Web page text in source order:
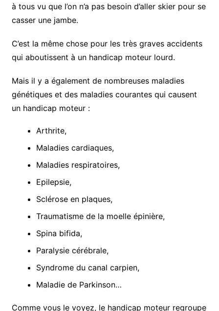
à tous vu que l’on n’a pas besoin d’aller skier pour se
casser une jambe.
C’est la même chose pour les très graves accidents
qui aboutissent à un handicap moteur lourd.
Mais il y a également de nombreuses maladies
génétiques et des maladies courantes qui causent
un handicap moteur :
Arthrite,
Maladies cardiaques,
Maladies respiratoires,
Epilepsie,
Sclérose en plaques,
Traumatisme de la moelle épinière,
Spina bifida,
Paralysie cérébrale,
Syndrome du canal carpien,
Maladie de Parkinson…
Comme vous le voyez, le handicap moteur regroupe